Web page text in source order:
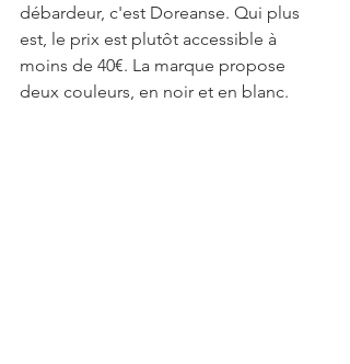
débardeur, c'est Doreanse. Qui plus
est, le prix est plutôt accessible à
moins de 40€. La marque propose
deux couleurs, en noir et en blanc.